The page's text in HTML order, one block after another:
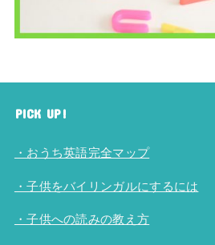
PICK UP!
・おうち英語完全マップ
・子供をバイリンガルにするには
・子供への読みの教え方